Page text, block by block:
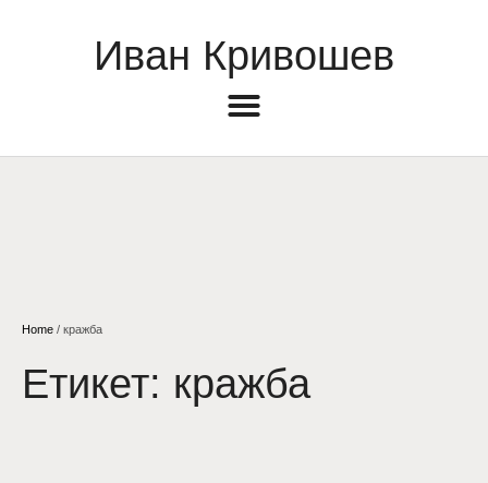
Иван Кривошев
Home / кражба
Етикет: кражба